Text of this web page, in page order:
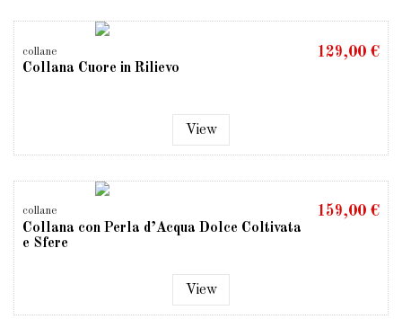
collane
Collana Cuore in Rilievo
129,00 €
View
collane
Collana con Perla d’Acqua Dolce Coltivata
e Sfere
159,00 €
View